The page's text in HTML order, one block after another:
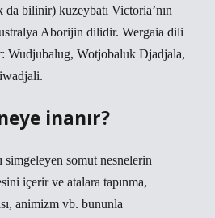
bilinir) kuzeybatı Victoria’nın
Aborijin dilidir. Wergaia dili
Wudjubalug, Wotjobaluk Djadjala,
inanır?
simgeleyen somut nesnelerin
içerir ve atalara tapınma,
animizm vb. bununla